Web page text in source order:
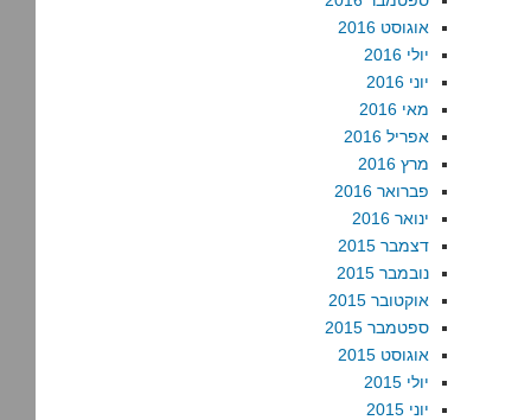
אוגוסט 2016
יולי 2016
יוני 2016
מאי 2016
אפריל 2016
מרץ 2016
פברואר 2016
ינואר 2016
דצמבר 2015
נובמבר 2015
אוקטובר 2015
ספטמבר 2015
אוגוסט 2015
יולי 2015
יוני 2015